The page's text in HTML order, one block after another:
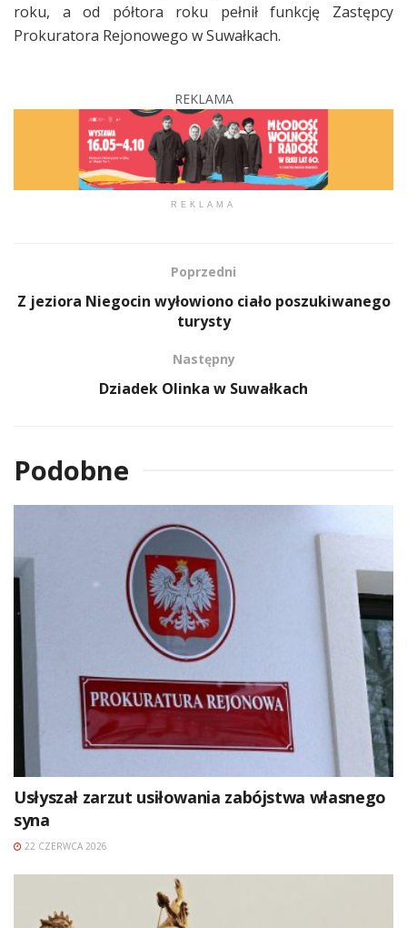
roku, a od półtora roku pełnił funkcję Zastępcy
Prokuratora Rejonowego w Suwałkach.
REKLAMA
REKLAMA
Poprzedni
Z jeziora Niegocin wyłowiono ciało poszukiwanego
turysty
Następny
Dziadek Olinka w Suwałkach
Podobne
Usłyszał zarzut usiłowania zabójstwa własnego
syna
22 CZERWCA 2026